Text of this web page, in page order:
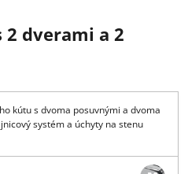
s 2 dverami a 2